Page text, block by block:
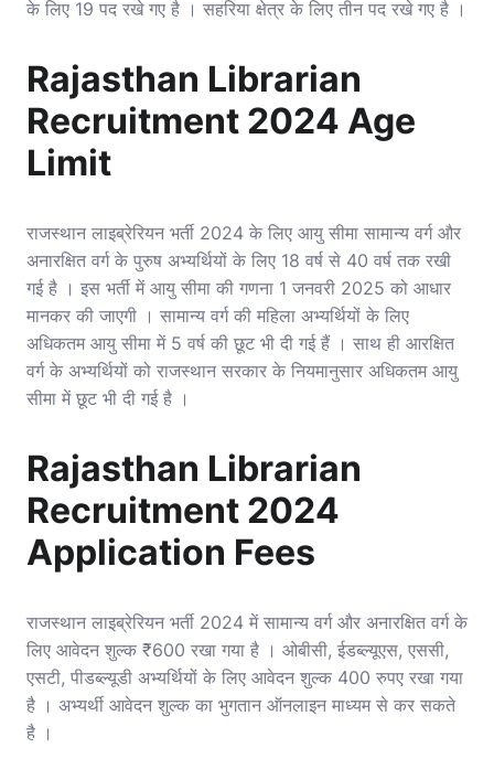
के लिए 19 पद रखे गए है । सहरिया क्षेत्र के लिए तीन पद रखे गए है ।
Rajasthan Librarian
Recruitment 2024 Age
Limit
राजस्थान लाइब्रेरियन भर्ती 2024 के लिए आयु सीमा सामान्य वर्ग और
अनारक्षित वर्ग के पुरुष अभ्यर्थियों के लिए 18 वर्ष से 40 वर्ष तक रखी
गई है । इस भर्ती में आयु सीमा की गणना 1 जनवरी 2025 को आधार
मानकर की जाएगी । सामान्य वर्ग की महिला अभ्यर्थियों के लिए
अधिकतम आयु सीमा में 5 वर्ष की छूट भी दी गई हैं । साथ ही आरक्षित
वर्ग के अभ्यर्थियों को राजस्थान सरकार के नियमानुसार अधिकतम आयु
सीमा में छूट भी दी गई है ।
Rajasthan Librarian
Recruitment 2024
Application Fees
राजस्थान लाइब्रेरियन भर्ती 2024 में सामान्य वर्ग और अनारक्षित वर्ग के
लिए आवेदन शुल्क ₹600 रखा गया है । ओबीसी, ईडब्ल्यूएस, एससी,
एसटी, पीडब्ल्यूडी अभ्यर्थियों के लिए आवेदन शुल्क 400 रुपए रखा गया
है । अभ्यर्थी आवेदन शुल्क का भुगतान ऑनलाइन माध्यम से कर सकते
है ।